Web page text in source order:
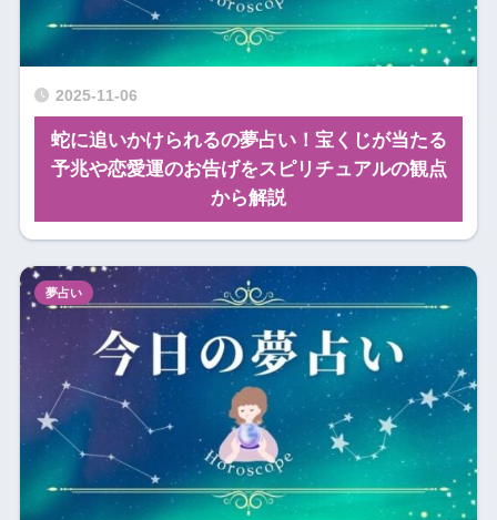
2025-11-06
蛇に追いかけられるの夢占い！宝くじが当たる
予兆や恋愛運のお告げをスピリチュアルの観点
から解説
夢占い